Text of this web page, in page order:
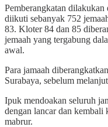
Pemberangkatan dilakukan
diikuti sebanyak 752
83. Kloter 84 dan 85
jemaah yang tergabung
awal.
Para jamaah
Surabaya, sebelum
Ipuk mendoakan seluruh
dengan lancar dan
mabrur.